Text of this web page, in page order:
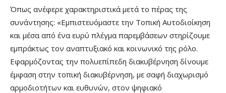
Όπως ανέφερε χαρακτηριστικά μετά το πέρας της
συνάντησης: «Εμπιστευόμαστε την Τοπική Αυτοδιοίκηση
και μέσα από ένα ευρύ πλέγμα παρεμβάσεων στηρίζουμε
εμπράκτως τον αναπτυξιακό και κοινωνικό της ρόλο.
Εφαρμόζοντας την πολυεπίπεδη διακυβέρνηση δίνουμε
έμφαση στην τοπική διακυβέρνηση, με σαφή διαχωρισμό
αρμοδιοτήτων και ευθυνών, στον ψηφιακό